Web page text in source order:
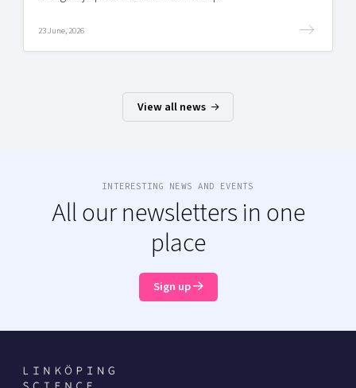
23 June, 2026
View all news
INTERESTING NEWS AND EVENTS
All our newsletters in one
place
Sign up